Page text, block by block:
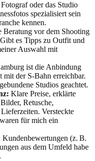
oder das Studio
spezialisiert sein
kennen.
Beratung vor dem Shooting
es Tipps zu Outfit und
Auswahl mit
ist die Anbindung
der S-Bahn erreichbar.
Studios geachtet.
Klare Preise, erklärte
Retusche,
Versteckte
für mich ein
Kundenbewertungen (z. B.
aus dem Umfeld habe